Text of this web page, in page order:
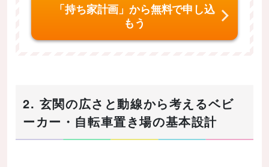
「持ち家計画」から無料で申し込
もう
2. 玄関の広さと動線から考えるベビ
ーカー・自転車置き場の基本設計